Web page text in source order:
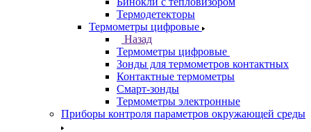
Термодетекторы
Термометры цифровые
Назад
Термометры цифровые
Зонды для термометров контактных
Контактные термометры
Смарт-зонды
Термометры электронные
Приборы контроля параметров окружающей среды